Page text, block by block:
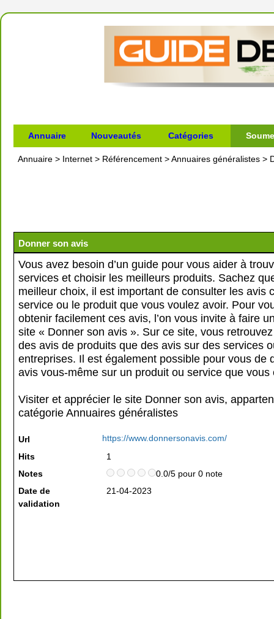
Annuaire Nouveautés Catégories
Annuaire > Internet > Référencement >Annuaires généralistes >
Donner son avis
Vous avez besoin d’un guide pour vous aider à
services et choisir les meilleurs produits. Sachez
meilleur choix, il est important de consulter les avis
service ou le produit que vous voulez avoir. Pour
obtenir facilement ces avis, l’on vous invite à faire
site « Donner son avis ». Sur ce site, vous
des avis de produits que des avis sur des services
entreprises. Il est également possible pour vous de
avis vous-même sur un produit ou service que vous
Visiter et apprécier le site Donner son avis,
catégorieAnnuaires généralistes
Url
https://www.donnersonavis.com/
Hits
1
Notes
0.0/5 pour 0 note
Date de
validation
21-04-2023